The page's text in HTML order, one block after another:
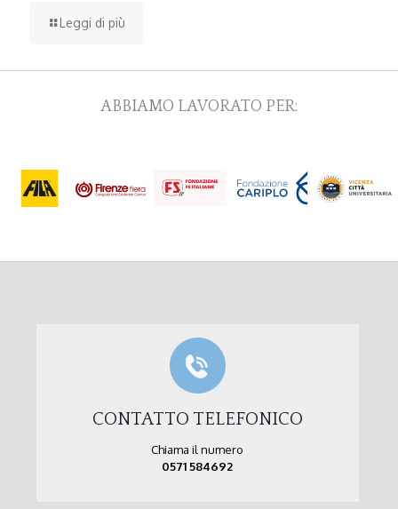
Leggi di più
ABBIAMO LAVORATO PER:
CONTATTO TELEFONICO
Chiama il numero
0571 584692